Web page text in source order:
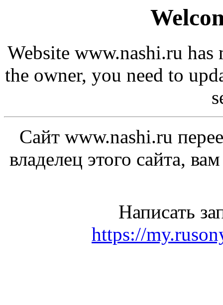
Website www.nashi.ru
the owner, you need to
Сайт www.nashi.ru
владелец этого сайта,
Написать
https://